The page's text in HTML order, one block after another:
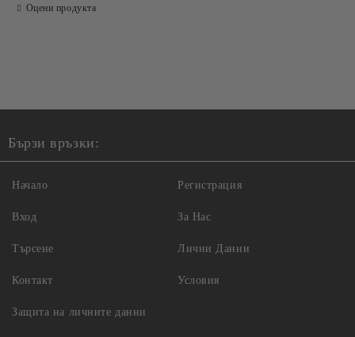
Оцени продукта
Бързи връзки:
Начало
Вход
Търсене
Контакт
Регистрация
За Нас
Лични Данни
Условия
Защита на личните данни